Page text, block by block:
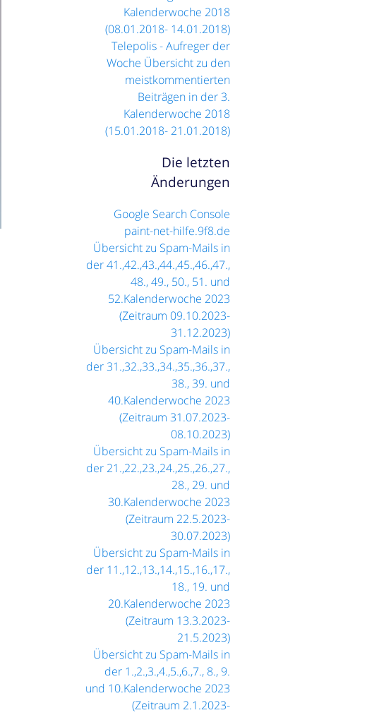
Kalenderwoche 2018
(08.01.2018- 14.01.2018)
Telepolis - Aufreger der
Woche Übersicht zu den
meistkommentierten
Beiträgen in der 3.
Kalenderwoche 2018
(15.01.2018- 21.01.2018)
Die letzten
Änderungen
Google Search Console
paint-net-hilfe.9f8.de
Übersicht zu Spam-Mails in
der 41.,42.,43.,44.,45.,46.,47.,
48., 49., 50., 51. und
52.Kalenderwoche 2023
(Zeitraum 09.10.2023-
31.12.2023)
Übersicht zu Spam-Mails in
der 31.,32.,33.,34.,35.,36.,37.,
38., 39. und
40.Kalenderwoche 2023
(Zeitraum 31.07.2023-
08.10.2023)
Übersicht zu Spam-Mails in
der 21.,22.,23.,24.,25.,26.,27.,
28., 29. und
30.Kalenderwoche 2023
(Zeitraum 22.5.2023-
30.07.2023)
Übersicht zu Spam-Mails in
der 11.,12.,13.,14.,15.,16.,17.,
18., 19. und
20.Kalenderwoche 2023
(Zeitraum 13.3.2023-
21.5.2023)
Übersicht zu Spam-Mails in
der 1.,2.,3.,4.,5.,6.,7., 8., 9.
und 10.Kalenderwoche 2023
(Zeitraum 2.1.2023-